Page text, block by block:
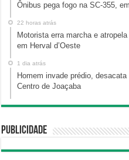
Ônibus pega fogo na SC-355,
22 horas atrás
Motorista erra marcha e
em Herval d’Oeste
1 dia atrás
Homem invade prédio,
Centro de Joaçaba
Publicidade